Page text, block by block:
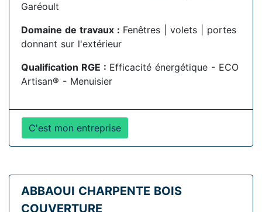
Garéoult
Domaine de travaux : Fenêtres | volets | portes
donnant sur l'extérieur
Qualification RGE : Efficacité énergétique - ECO
Artisan® - Menuisier
C'est mon entreprise
ABBAOUI CHARPENTE BOIS
COUVERTURE